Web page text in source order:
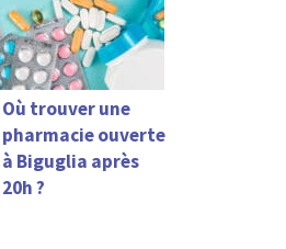
Où trouver une
pharmacie ouverte
à Biguglia après
20h ?